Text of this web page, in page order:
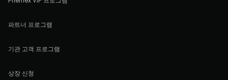
파트너 프로그램
기관 고객 프로그램
상장 신청